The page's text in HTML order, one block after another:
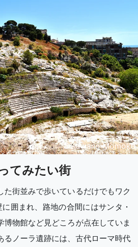
©️Kawano Momoko
てみたい街
た街並みで歩いているだけでもワク
囲まれ、路地の合間にはサンタ・
博物館など見どころが点在していま
るノーラ遺跡には、古代ローマ時代